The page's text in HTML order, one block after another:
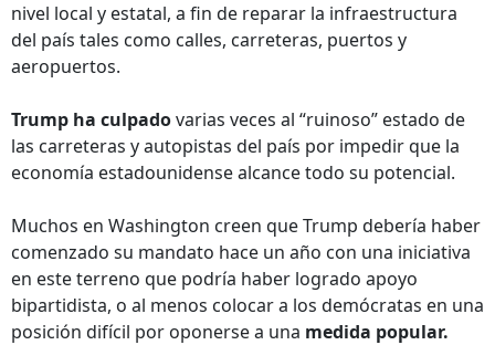
nivel local y estatal, a fin de reparar la infraestructura
del país tales como calles, carreteras, puertos y
aeropuertos.
Trump ha culpadovarias veces al “ruinoso” estado de
las carreteras y autopistas del país por impedir que la
economía estadounidense alcance todo su potencial.
Muchos en Washington creen que Trump debería haber
comenzado su mandato hace un año con una iniciativa
en este terreno que podría haber logrado apoyo
bipartidista, o al menos colocar a los demócratas en una
posición difícil por oponerse a una medida popular.